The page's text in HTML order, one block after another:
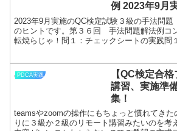
例 2023年9月
2023年9月実施のQC検定試験３級の手法問
のヒントです。第３６回 手法問題解法例コ
転焼らじゃ！問１：チェックシートの実践問
実践に関する問題。慌てず良く問題読んだら
PDCA実践
【QC検定合
講習、実施準
集！
teamsやzoomの操作にもちょっと慣れてきた
りに３級か２級のリモート講習みたいのを考